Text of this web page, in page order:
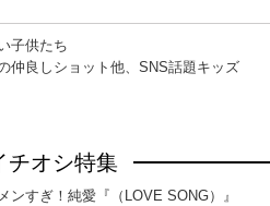
子供たち
仲良しショット他、SNS話題キッズ
チオシ特集
ンすぎ！純愛『（LOVE SONG）』